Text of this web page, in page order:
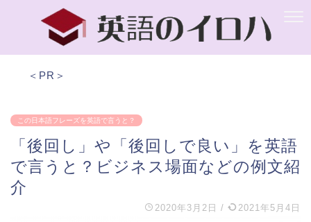
＜PR＞
この日本語フレーズを英語で言うと？
「後回し」や「後回しで良い」を英語
で言うと？ビジネス場面などの例文紹
介
2020年3月2日 / 2021年5月4日